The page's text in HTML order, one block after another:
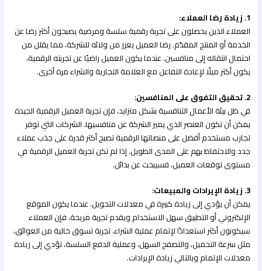
1. زيادة رضا العملاء:
العملاء الذين يحصلون على تجربة رقمية سلسة ومرضية يصبحون أكثر رضا عن
الخدمة أو المنتج المقدّم. رضا العميل يعزز من ولائه للشركة، مما يقلل من
احتمال انتقاله إلى منافسين. عندما يكون العميل راضيًا عن تجربته الرقمية،
يكون أكثر ميلًا لإعادة التفاعل مع العلامة التجارية والشراء مرة أخرى.
2. تحقيق التفوق على المنافسين:
في ظل بيئة الأعمال التنافسية بشكل متزايد، فإن تجربة العميل الرقمية الجيدة
يمكن أن تكون العنصر الذي يميز الشركة عن منافسيها. الشركات التي توفر
تجارب مستخدم أفضل على منصاتها الرقمية تصبح أكثر قدرة على جذب عملاء
جدد والاحتفاظ بهم على المدى الطويل. إذا لم تكن تجربة العميل الرقمية في
مستوى توقعات العميل، فسيبحث عن بدائل.
3. زيادة الإيرادات والمبيعات:
يمكن أن يؤدي إلى زيادة كبيرة في معدلات التحويل. عندما يكون الموقع
الإلكتروني أو التطبيق سهل الاستخدام ويقدم تجربة مريحة، فإن العملاء
سيكونون أكثر استعدادًا لإتمام عملية الشراء. تجربة تسوق خالية من العوائق،
مثل سرعة التحميل، والتصفح السهل، وعملية الدفع السلسة، تؤدي إلى زيادة
معدلات الإتمام وبالتالي زيادة الإيرادات.